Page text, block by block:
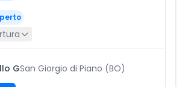
GSan Giorgio di Piano (BO)